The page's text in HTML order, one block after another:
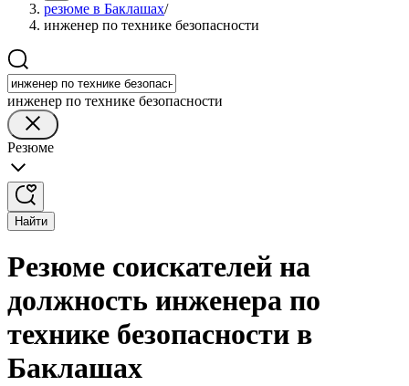
резюме в Баклашах/
инженер по технике безопасности
инженер по технике безопасности
Резюме
Найти
Резюме соискателей на
должность инженера по
технике безопасности в
Баклашах